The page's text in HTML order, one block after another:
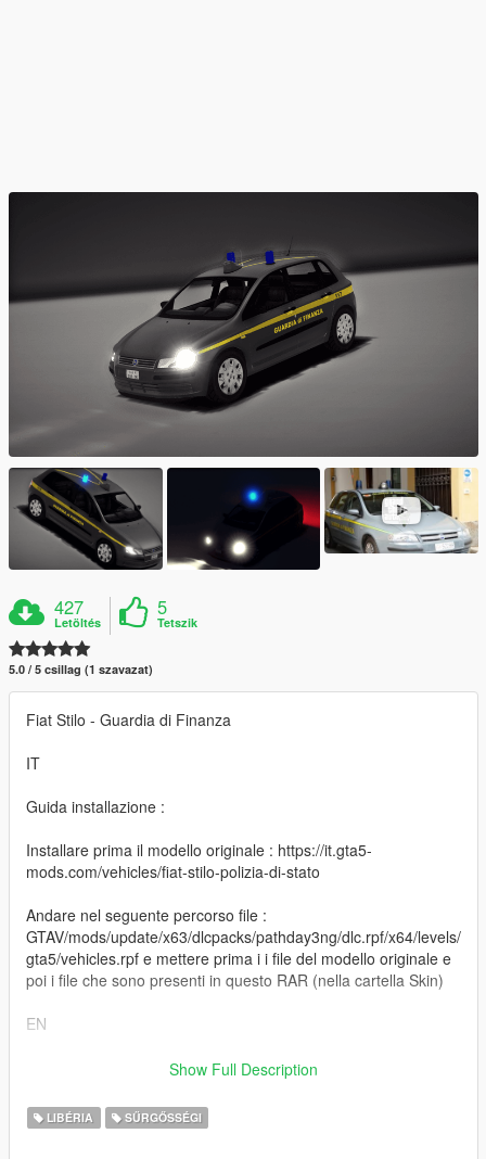
427
Letöltés
5
Tetszik
5.0 / 5 csillag (1 szavazat)
Fiat Stilo - Guardia di Finanza
IT
Guida installazione :
Installare prima il modello originale : https://it.gta5-
mods.com/vehicles/fiat-stilo-polizia-di-stato
Andare nel seguente percorso file :
GTAV/mods/update/x63/dlcpacks/pathday3ng/dlc.rpf/x64/levels/
gta5/vehicles.rpf e mettere prima i i file del modello originale e
poi i file che sono presenti in questo RAR (nella cartella Skin)
EN
Install the original model first: https://it.gta5-
Go to the following file path: GTAV / mods / update / x63 /
Show Full Description
LIBÉRIA SŰRGŐSSÉGI